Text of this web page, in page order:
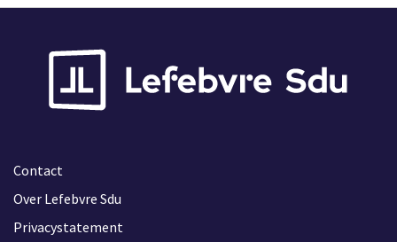
Contact
Over Lefebvre Sdu
Privacystatement